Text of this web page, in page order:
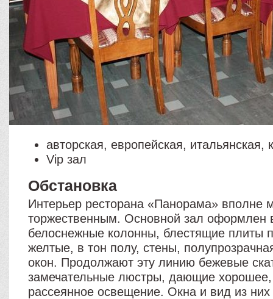
авторская, европейская, итальянская,
Vip зал
Обстановка
Интерьер ресторана «Панорама» вполне
торжественным. Основной зал оформлен
белоснежные колонны, блестящие плиты
желтые, в тон полу, стены,
окон. Продолжают эту линию бежевые
замечательные люстры, дающие
рассеянное освещение. Окна и вид из них